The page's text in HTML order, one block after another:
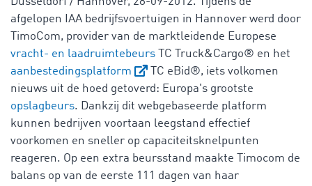
afgelopen IAA bedrijfsvoertuigen in Hannover werd door
TimoCom, provider van de marktleidende Europese
vracht- en laadruimtebeurs TC Truck&Cargo® en het
aanbestedingsplatform
TC eBid®, iets volkomen
nieuws uit de hoed getoverd: Europa's grootste
opslagbeurs. Dankzij dit webgebaseerde platform
kunnen bedrijven voortaan leegstand effectief
voorkomen en sneller op capaciteitsknelpunten
reageren. Op een extra beursstand maakte Timocom de
balans op van de eerste 111 dagen van haar